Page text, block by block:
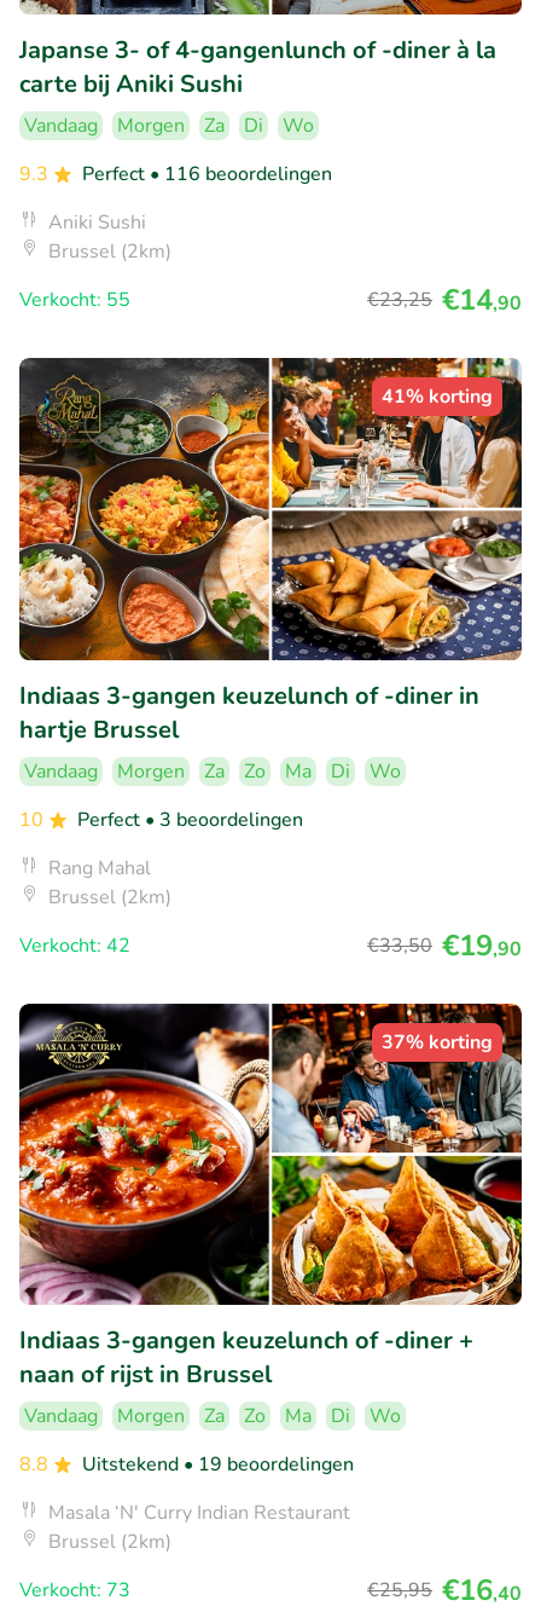
Japanse 3- of 4-gangenlunch of -diner à la
carte bij Aniki Sushi
Vandaag Morgen Za Di
Wo
9.3
Perfect • 116 beoordelingen
Aniki Sushi
Brussel (2km)
Verkocht: 55
€23,25 €14,90
41% korting
Indiaas 3-gangen keuzelunch of -diner in
hartje Brussel
Vandaag Morgen Za Zo Ma Di
Wo
10
Perfect • 3 beoordelingen
Rang Mahal
Brussel (2km)
Verkocht: 42
€33,50 €19,90
37% korting
Indiaas 3-gangen keuzelunch of -diner +
naan of rijst in Brussel
Vandaag Morgen Za Zo Ma Di
Wo
8.8
Uitstekend • 19 beoordelingen
Masala ‘N' Curry Indian Restaurant
Brussel (2km)
Verkocht: 73
€25,95 €16,40